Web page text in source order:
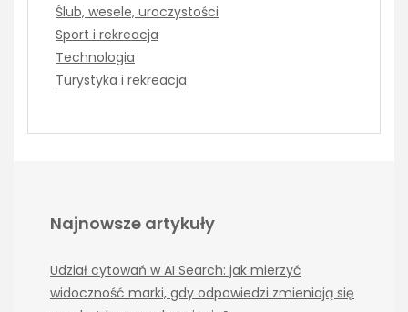
Ślub, wesele, uroczystości
Sport i rekreacja
Technologia
Turystyka i rekreacja
Najnowsze artykuły
Udział cytowań w AI Search: jak mierzyć
widoczność marki, gdy odpowiedzi zmieniają się